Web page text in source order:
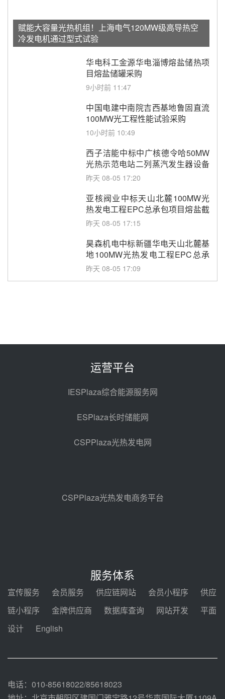
赋能大容量光热机组！上海电气120MW级高导热空
冷发电机通过型式试验
华电科工金源华电淄博熔盐储热项
目熔盐储罐采购
9小时前 11:47
中国电建中南院吉西基地鲁固直流
100MW光工程性能试验采购
10小时前 10:49
西子洁能中标中广核德令哈50MW
光热示范电站二列蒸汽发生器设备
采购
昨天 08-05 17:20
亚核阀业中标天山北麓100MW光
热发电工程EPC总承包项目熔盐截
止阀、熔盐三偏心蝶阀采购
昨天 08-05 17:15
昊森机电中标新疆华电天山北麓基
地100MW光热发电工程EPC总承
包项目熔盐介质超声波流量计采购
昨天 08-05 17:09
电机组灵活性改造项目三元液态盐
2026-2029年熔盐介质框架协议
中能建华中试研院中标重能新疆
100MW光热项目机组调试及性能
试验
昨天 08-05 10:41
格局
昨天 08-05 09:11
锅中标格尔木项目蒸汽发生系统
甘肃建投安装公司赴京洽谈，深化
瓜州、博州光热项目战略合作
发！明确推动光热发电规模化发展
运营平台
IESPlaza综合能源服务网
ESPlaza长时储能网
CSPPlaza光热发电网
CSPPlaza光热发电商务平台
服务体系
宣传服务 会员服务 供应链网站 会员小程序
供应
链小程序
金牌供应商 数据库查询 网站开发
平面
设计
English
电话：010-85618022/85618023